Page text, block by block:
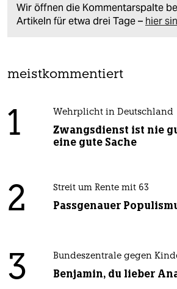
Wir öffnen die Kommentarspalte
Artikeln für etwa drei Tage – hier
meistkommentiert
1 Wehrplicht in Deutschland
Zwangsdienst ist nie
eine gute Sache
2 Streit um Rente mit 63
Passgenauer
3 Bundeszentrale gegen
Benjamin, du lieber